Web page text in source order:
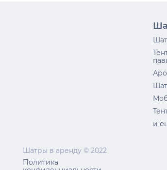
Шатры в аренду © 2022
Политика
и